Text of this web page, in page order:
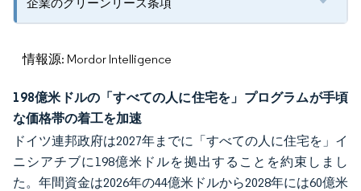
情報源: Mordor Intelligence
198億米ドルの「すべての人に住宅を」プログラムが手頃
な価格帯の着工を加速
ドイツ連邦政府は2027年までに「すべての人に住宅を」イ
ニシアチブに198億米ドルを拠出することを約束しまし
た。年間資金は2026年の44億米ドルから2028年には60億米